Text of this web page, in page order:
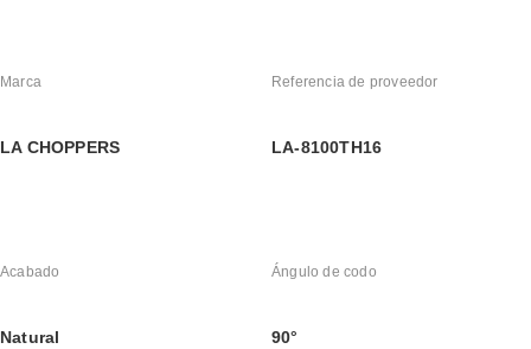
Marca
LA CHOPPERS
Referencia de proveedor
LA-8100TH16
Acabado
Natural
Ángulo de codo
90°